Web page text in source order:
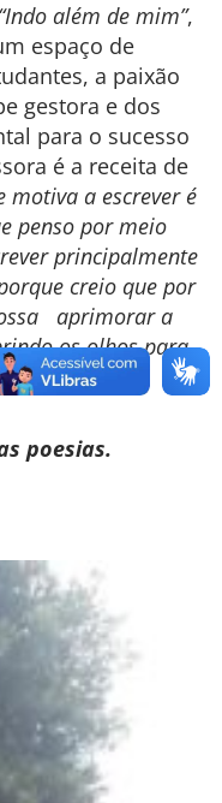
“Indo além de mim”,
espaço de
a paixão
gestora e dos
para o sucesso
é a receita de
motiva a escrever é
penso por meio
principalmente
creio que por
aprimorar a
os olhos para
afirma
poesias.